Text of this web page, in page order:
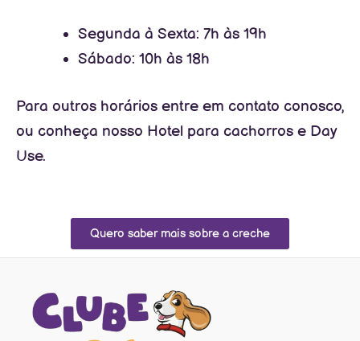
Segunda à Sexta: 7h às 19h
Sábado: 10h às 18h
Para outros horários entre em contato conosco,
ou conheça nosso Hotel para cachorros e Day
Use.
Quero saber mais sobre a creche